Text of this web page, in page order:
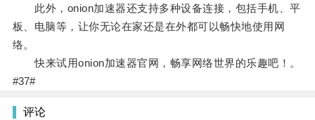
此外，onion加速器还支持多种设备连接，包括手机、平
板、电脑等，让你无论在家还是在外都可以畅快地使用网
络。
快来试用onion加速器官网，畅享网络世界的乐趣吧！。
#37#
评论